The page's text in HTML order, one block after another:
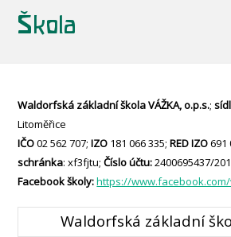
Škola
Waldorfská základní škola VÁŽKA, o.p.s.;
Litoměřice
IČO02 562 707;IZO 181 066 335;RED IZO691
schránka: xf3fjtu;Číslo účtu:2400695437/
Facebook školy:https://
Waldorfská základní